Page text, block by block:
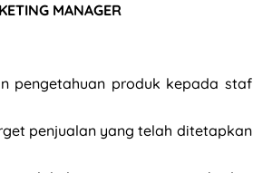
MANAGER
pengetahuan produk kepada staf
penjualan yang telah ditetapkan